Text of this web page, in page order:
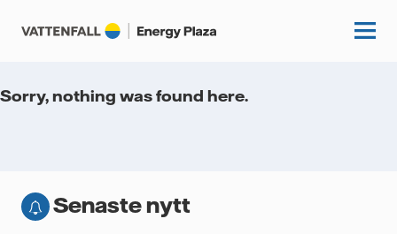
Fördjupning
Sorry, nothing was found here.
Senaste nytt